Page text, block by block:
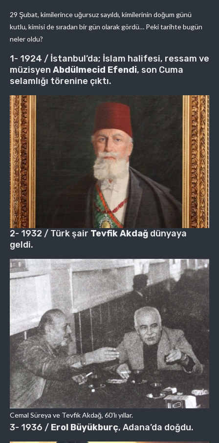
29 Şubat, kimilerince uğursuz sayıldı, kimilerinin doğum günü
kutlu, kimisi de sıradan bir gün olarak gördü… Peki tarihte bugün
neler oldu?
1- 1924 / İstanbul’da; İslam halifesi, ressam ve
müzisyen Abdülmecid Efendi, son Cuma
selamlığı törenine çıktı.
2- 1932 / Türk şair Tevfik Akdağ dünyaya
geldi.
Cemal Süreya ve Tevfik Akdağ, 60’lı yıllar.
3- 1936 / Erol Büyükburç, Adana’da doğdu.